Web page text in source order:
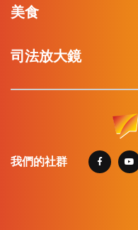
美食
司法放大鏡
我們的社群